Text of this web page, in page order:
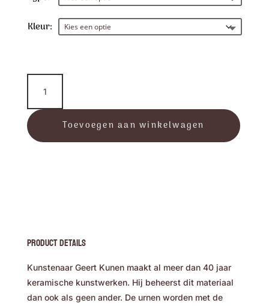
Kleur:
"Hart
pootafdrukje"
-
Geert
Toevoegen aan winkelwagen
Product Details
Kunstenaar Geert Kunen maakt al meer dan 40 jaar
keramische kunstwerken. Hij beheerst dit materiaal
dan ook als geen ander. De urnen worden met de